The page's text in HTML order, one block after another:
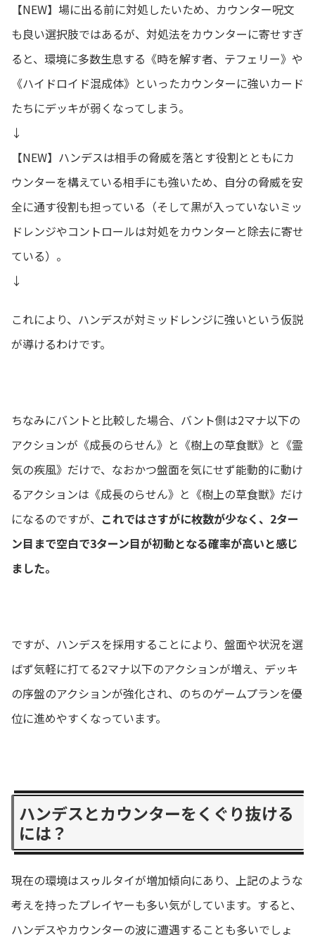
【NEW】場に出る前に対処したいため、カウンター呪文
も良い選択肢ではあるが、対処法をカウンターに寄せすぎ
ると、環境に多数生息する《時を解す者、テフェリー》や
《ハイドロイド混成体》といったカウンターに強いカード
たちにデッキが弱くなってしまう。
↓
【NEW】ハンデスは相手の脅威を落とす役割とともにカ
ウンターを構えている相手にも強いため、自分の脅威を安
全に通す役割も担っている（そして黒が入っていないミッ
ドレンジやコントロールは対処をカウンターと除去に寄せ
ている）。
↓
これにより、ハンデスが対ミッドレンジに強いという仮説
が導けるわけです。
ちなみにバントと比較した場合、バント側は2マナ以下の
アクションが《成長のらせん》と《樹上の草食獣》と《霊
気の疾風》だけで、なおかつ盤面を気にせず能動的に動け
るアクションは《成長のらせん》と《樹上の草食獣》だけ
になるのですが、 これではさすがに枚数が少なく、2ター
ン目まで空白で3ターン目が初動となる確率が高いと感じ
ました。
ですが、ハンデスを採用することにより、盤面や状況を選
ばず気軽に打てる2マナ以下のアクションが増え、デッキ
の序盤のアクションが強化され、のちのゲームプランを優
位に進めやすくなっています。
ハンデスとカウンターをくぐり抜ける
には？
現在の環境はスゥルタイが増加傾向にあり、上記のような
考えを持ったプレイヤーも多い気がしています。すると、
ハンデスやカウンターの波に遭遇することも多いでしょ